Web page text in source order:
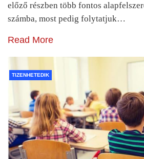
előző részben több fontos
számba, most pedig folytatjuk…
Read More
TIZENHETEDIK